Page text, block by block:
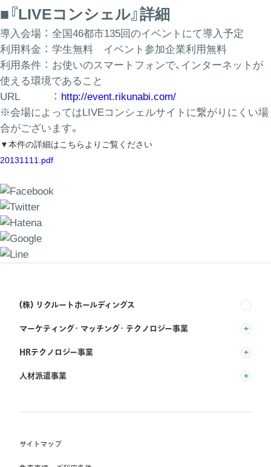
■『LIVEコンシェル』詳細
導入会場 ： 全国46都市135回のイベントにて導入予定
利用料金 ： 学生無料 イベント参加企業利用無料
利用条件 ： お使いのスマートフォンで、インターネットが
使える環境であること
URL ： http://event.rikunabi.com/
※会場によってはLIVEコンシェルサイトに繋がりにくい場
合がございます。
▼本件の詳細はこちらよりご覧ください
20131111.pdf
(株) リクルートホールディングス
マーケティング・マッチング・テクノロジー事業
(株) リクルート
HRテクノロジー事業
(株) インディードリクルートパートナーズ
Indeed, Inc.
人材派遣事業
(株) スタッフサービス・ホールディングス
サイトマップ